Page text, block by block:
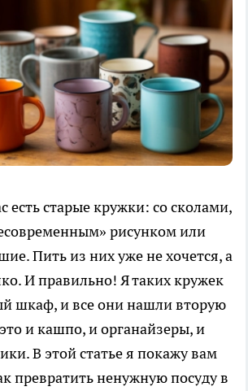
есть старые кружки: со сколами,
рисунком или
Пить из них уже не хочется, а
И правильно! Я таких кружек
шкаф, и все они нашли вторую
и кашпо, и органайзеры, и
В этой статье я покажу вам
превратить ненужную посуду в